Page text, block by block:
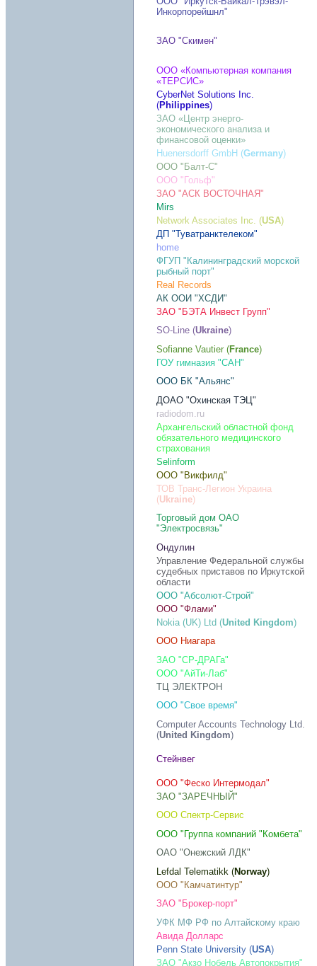
Инкорпорейшнл"
ЗАО "Скимен"
ООО «Компьютерная компания
«ТЕРСИС»
CyberNet Solutions Inc.
(Philippines)
ЗАО «Центр энерго-
экономического анализа и
финансовой оценки»
Huenersdorff GmbH (Germany)
ООО "Балт-С"
ООО "Гольф"
ЗАО "АСК ВОСТОЧНАЯ"
Mirs
Network Associates Inc. (USA)
ДП "Туватранктелеком"
home
ФГУП "Калининградский морской
рыбный порт"
Real Records
АК ООИ "ХСДИ"
ЗАО "БЭТА Инвест Групп"
SO-Line (Ukraine)
Sofianne Vautier (France)
ГОУ гимназия "САН"
ООО БК "Альянс"
ДОАО "Охинская ТЭЦ"
radiodom.ru
Архангельский областной фонд
обязательного медицинского
страхования
Selinform
ООО "Викфилд"
ТОВ Транс-Легион Украина
(Ukraine)
Торговый дом ОАО
"Электросвязь"
Ондулин
Управление Федеральной службы
судебных приставов по Иркутской
области
ООО "Абсолют-Строй"
ООО "Флами"
Nokia (UK) Ltd (United Kingdom)
ООО Ниагара
ЗАО "СР-ДРАГа"
ООО "АйТи-Лаб"
ТЦ ЭЛЕКТРОН
ООО "Свое время"
Computer Accounts Technology Ltd.
(United Kingdom)
Стейнвег
ООО "Феско Интермодал"
ЗАО "ЗАРЕЧНЫЙ"
ООО Спектр-Сервис
ООО "Группа компаний "Комбета"
ОАО "Онежский ЛДК"
Lefdal Telematikk (Norway)
ООО "Камчатинтур"
ЗАО "Брокер-порт"
УФК МФ РФ по Алтайскому краю
Авида Долларс
Penn State University (USA)
ЗАО "Акзо Нобель Автопокрытия"